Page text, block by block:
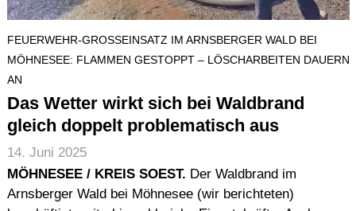
FEUERWEHR-GROSSEINSATZ IM ARNSBERGER WALD BEI M
ÖHNESEE: FLAMMEN GESTOPPT – LÖSCHARBEITEN DAUERN A
N
Das Wetter wirkt sich bei Waldbrand
gleich doppelt problematisch aus
14. Juni 2025
MÖHNESEE / KREIS SOEST. Der Waldbrand im
Arnsberger Wald bei Möhnesee (wir berichteten)